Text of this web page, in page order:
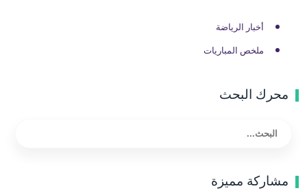
أخبار الرياضة
ملخص المباريات
محرك البحث
مشاركة مميزة